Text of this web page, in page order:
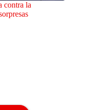
contra la